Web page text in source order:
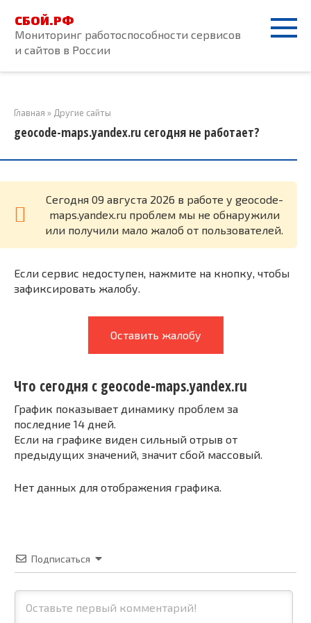
контенту
СБОЙ.РФ
Мониторинг работоспособности сервисов
и сайтов в России
Главная » Другие сайты
geocode-maps.yandex.ru сегодня не работает?
Cегодня 09 августа 2026 в работе у geocode-
maps.yandex.ru проблем мы не обнаружили
или получили мало жалоб от пользователей.
Если сервис недоступен, нажмите на кнопку, чтобы
зафиксировать жалобу.
Оставить жалобу
Что сегодня с geocode-maps.yandex.ru
График показывает динамику проблем за
последние 14 дней.
Если на графике виден сильный отрыв от
предыдущих значений, значит сбой массовый.
Нет данных для отображения графика.
Подписаться